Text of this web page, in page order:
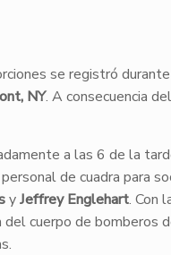
se registró
NY. A consecuencia
a las 6 de la
de cuadra para
yJeffrey Englehart. Con
cuerpo de bomberos